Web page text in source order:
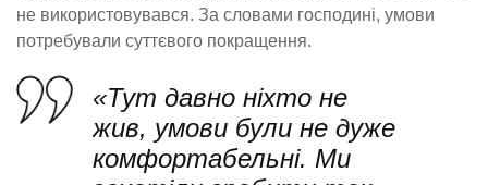
не використовувався. За словами господині, умови
потребували суттєвого покращення.
«Тут давно ніхто не
жив, умови були не дуже
комфортабельні. Ми